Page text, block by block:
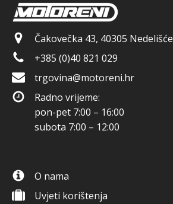
Čakovečka 43, 40305 Nedelišće
+385 (0)40 821 029
trgovina@motoreni.hr
Radno vrijeme:
pon-pet 7:00 – 16:00
subota 7:00 – 12:00
O nama
Uvjeti korištenja